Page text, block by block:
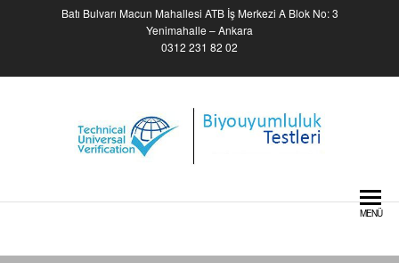
content
Batı Bulvarı Macun Mahallesi ATB İş Merkezi A Blok No: 3
Yenimahalle – Ankara
0312 231 82 02
MENÜ